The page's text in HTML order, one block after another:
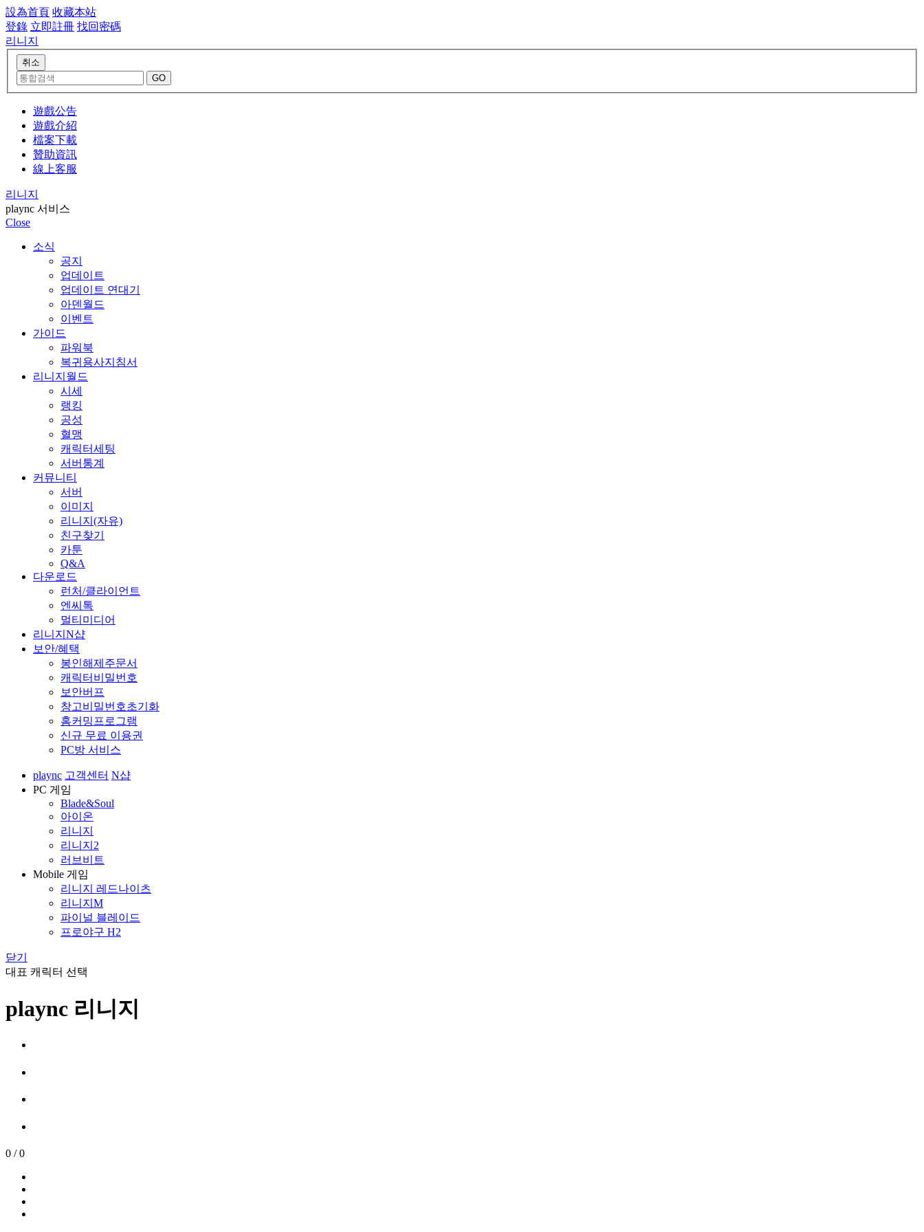
設為首頁 收藏本站
登錄 立即註冊 找回密碼
리니지
遊戲公告
遊戲介紹
檔案下載
贊助資訊
線上客服
리니지
plaync 서비스
Close
소식
공지
업데이트
업데이트 연대기
아덴월드
이벤트
가이드
파워북
복귀용사지침서
리니지월드
시세
랭킹
공성
혈맹
캐릭터세팅
서버통계
커뮤니티
서버
이미지
리니지(자유)
친구찾기
카툰
Q&A
다운로드
런처/클라이언트
엔씨톡
멀티미디어
리니지N샵
보안/혜택
봉인해제주문서
캐릭터비밀번호
보안버프
창고비밀번호초기화
홈커밍프로그램
신규 무료 이용권
PC방 서비스
plaync 고객센터 N샵
PC 게임
Blade&Soul
아이온
리니지
리니지2
러브비트
Mobile 게임
리니지 레드나이츠
리니지M
파이널 블레이드
프로야구 H2
닫기
대표 캐릭터 선택
plaync 리니지
0 / 0